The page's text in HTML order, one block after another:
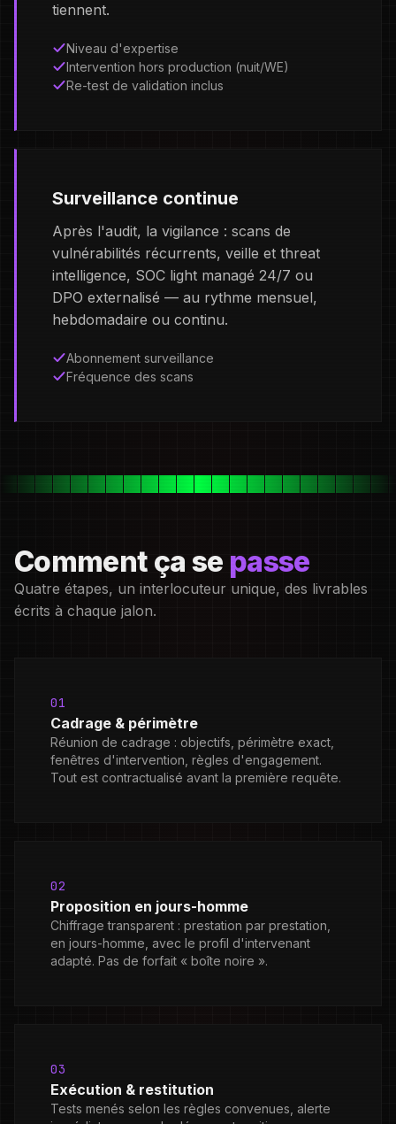
tiennent.
Niveau d'expertise
Intervention hors production (nuit/WE)
Re-test de validation inclus
Surveillance continue
Après l'audit, la vigilance : scans de
vulnérabilités récurrents, veille et threat
intelligence, SOC light managé 24/7 ou
DPO externalisé — au rythme mensuel,
hebdomadaire ou continu.
Abonnement surveillance
Fréquence des scans
Comment ça se passe
Quatre étapes, un interlocuteur unique, des livrables
écrits à chaque jalon.
01
Cadrage & périmètre
Réunion de cadrage : objectifs, périmètre exact,
fenêtres d'intervention, règles d'engagement.
Tout est contractualisé avant la première requête.
02
Proposition en jours-homme
Chiffrage transparent : prestation par prestation,
en jours-homme, avec le profil d'intervenant
adapté. Pas de forfait « boîte noire ».
03
Exécution & restitution
Tests menés selon les règles convenues, alerte